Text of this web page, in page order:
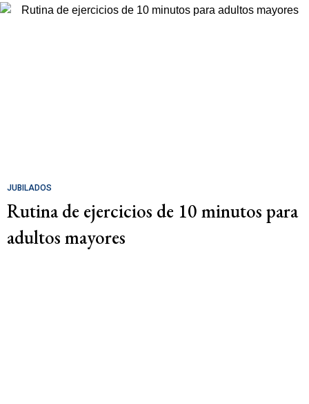
JUBILADOS
Rutina de ejercicios de 10 minutos para
adultos mayores